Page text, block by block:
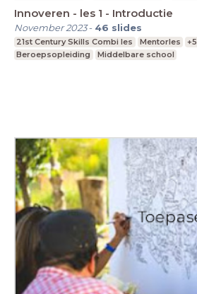
Innoveren - les 1 - Introductie
November 2023- 46 slides
21st Century Skills Combi les Mentorles +5
Beroepsopleiding
Middelbare school